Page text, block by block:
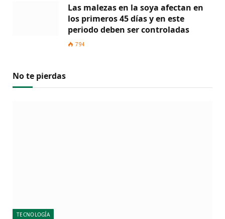
Las malezas en la soya afectan en
los primeros 45 días y en este
periodo deben ser controladas
794
No te pierdas
TECNOLOGÍA